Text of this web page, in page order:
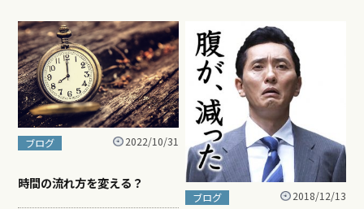
ブログ 2022/10/31
時間の流れ方を変える？
ブログ 2018/12/13